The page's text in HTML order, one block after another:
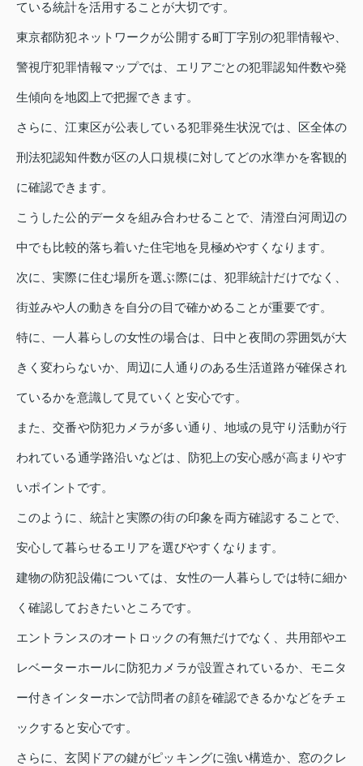
ている統計を活用することが大切です。
東京都防犯ネットワークが公開する町丁字別の犯罪情報や、
警視庁犯罪情報マップでは、エリアごとの犯罪認知件数や発
生傾向を地図上で把握できます。
さらに、江東区が公表している犯罪発生状況では、区全体の
刑法犯認知件数が区の人口規模に対してどの水準かを客観的
に確認できます。
こうした公的データを組み合わせることで、清澄白河周辺の
中でも比較的落ち着いた住宅地を見極めやすくなります。
次に、実際に住む場所を選ぶ際には、犯罪統計だけでなく、
街並みや人の動きを自分の目で確かめることが重要です。
特に、一人暮らしの女性の場合は、日中と夜間の雰囲気が大
きく変わらないか、周辺に人通りのある生活道路が確保され
ているかを意識して見ていくと安心です。
また、交番や防犯カメラが多い通り、地域の見守り活動が行
われている通学路沿いなどは、防犯上の安心感が高まりやす
いポイントです。
このように、統計と実際の街の印象を両方確認することで、
安心して暮らせるエリアを選びやすくなります。
建物の防犯設備については、女性の一人暮らしでは特に細か
く確認しておきたいところです。
エントランスのオートロックの有無だけでなく、共用部やエ
レベーターホールに防犯カメラが設置されているか、モニタ
ー付きインターホンで訪問者の顔を確認できるかなどをチェ
ックすると安心です。
さらに、玄関ドアの鍵がピッキングに強い構造か、窓のクレ